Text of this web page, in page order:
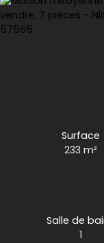
Surface
233m²
Salle de
1